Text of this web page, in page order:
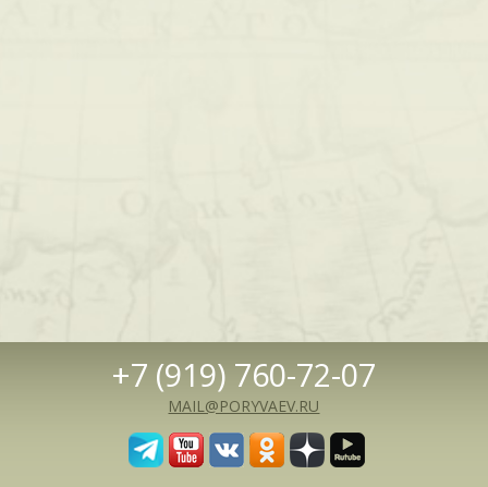
+7 (919) 760-72-07
MAIL@PORYVAEV.RU